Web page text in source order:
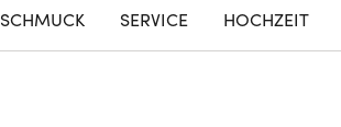
SCHMUCK SERVICE HOCHZEIT